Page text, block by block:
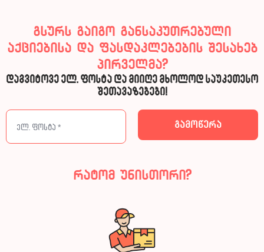
გსურს გაიგო განსაკუთრებული
აქციებისა და ფასდაკლებების შესახებ
პირველმა?
დაგვიტოვე ელ. ფოსტა და მიიღე მხოლოდ საუკეთესო
შეთავაზებები!
რატომ უნისთორი?